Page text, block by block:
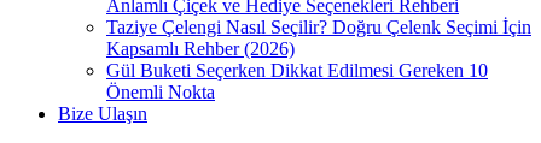
Anlamlı Çiçek ve Hediye Seçenekleri Rehberi
Taziye Çelengi Nasıl Seçilir? Doğru Çelenk Seçimi İçin
Kapsamlı Rehber (2026)
Gül Buketi Seçerken Dikkat Edilmesi Gereken 10
Önemli Nokta
Bize Ulaşın